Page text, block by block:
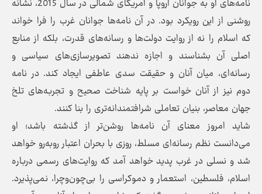
نامه‌های او به جوانان اروپا و آمریکای شمالی در سال 2015، نشانه
روشنی از این رویکرد بود. در آن نامه‌ها جوانان غرب را فرا خواند
که اسلام را نه از روایت دولت‌ها و رسانه‌های قدرت، بلکه از منابع
اصلی آن بشناسند و اجازه ندهند تصویرسازی‌های سیاسی و
رسانه‌ای، میان آنان و حقیقت سدی عاطفی ایجاد کند. در نامه
دوم نیز از آنان خواست بر پایه شناخت صحیح و تجربه‌های تلخ
جهان معاصر، بنیان تعاملی شرافتمندانه‌تری را بنا کنند.
شاید امروز معنای آن نامه‌ها روشن‌تر از گذشته باشد؛ او
می‌دانست نظم رسانه‌ای مسلط، روزی با بحران اعتبار روبه‌رو خواهد
شد و نسلی در غرب پدید خواهد آمد که روایت‌های رسمی درباره
اسلام، فلسطین، استعمار و دموکراسی را بی‌چون‌وچرا، نمی‌پذیرد.